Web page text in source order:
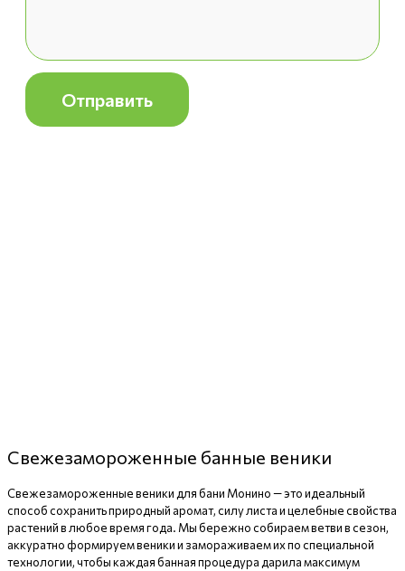
Свежезамороженные банные веники
Свежезамороженные веники для бани Монино — это идеальный
способ сохранить природный аромат, силу листа и целебные свойства
растений в любое время года. Мы бережно собираем ветви в сезон,
аккуратно формируем веники и замораживаем их по специальной
технологии, чтобы каждая банная процедура дарила максимум